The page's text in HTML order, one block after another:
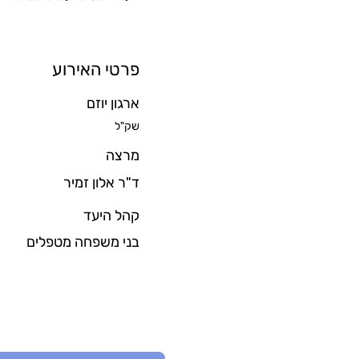
פרטי האירוע
ארגון יוזם
שק"ל
מרצה
ד"ר אלון זמיר
קהל היעד
בני משפחה מטפלים